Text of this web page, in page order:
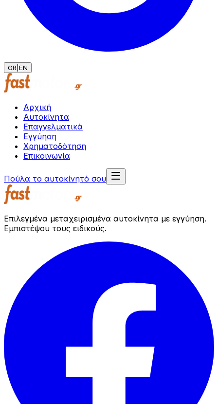
GR EN
Αρχική
Αυτοκίνητα
Επαγγελματικά
Εγγύηση
Χρηματοδότηση
Επικοινωνία
Πούλα το αυτοκίνητό σου
Επιλεγμένα μεταχειρισμένα αυτοκίνητα με εγγύηση.
Εμπιστέψου τους ειδικούς.